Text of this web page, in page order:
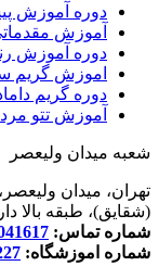
دوره آموزش
آموزش
دوره آموزش
اموزش گریم
دوره گریم
آموزش تتو
شعبه میدان ولیعصر
تهران، میدان
(شقایق)، طبقه بالا داروخانه، پلاک
شماره تماس:
شماره اموزشگاه: